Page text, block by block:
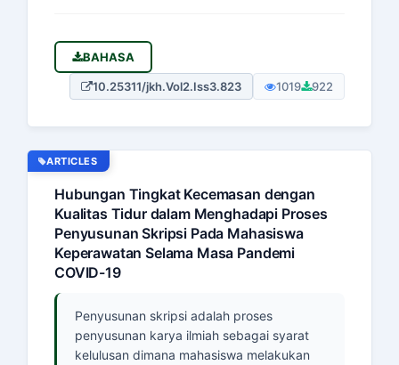
BAHASA
10.25311/jkh.Vol2.Iss3.823 1019 922
ARTICLES
Hubungan Tingkat Kecemasan dengan
Kualitas Tidur dalam Menghadapi Proses
Penyusunan Skripsi Pada Mahasiswa
Keperawatan Selama Masa Pandemi
COVID-19
Penyusunan skripsi adalah proses
penyusunan karya ilmiah sebagai syarat
kelulusan dimana mahasiswa melakukan